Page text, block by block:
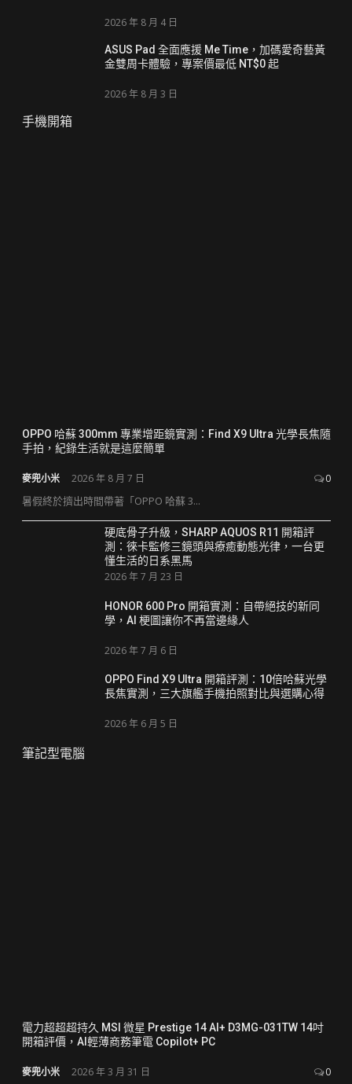
2026 年 8 月 4 日
ASUS Pad 全面應援 Me Time，加碼愛奇藝黃
金雙周卡體驗，專案價最低 NT$0 起
2026 年 8 月 3 日
手機開箱
OPPO 哈蘇 300mm 專業增距鏡實測：Find X9 Ultra 光學長焦隨
手拍，紀錄生活就是這麼簡單
麥兜小米 2026 年 8 月 7 日 0
暑假終於擠出時間帶著「OPPO 哈蘇 3...
硬底骨子升級，SHARP AQUOS R11 開箱評
測：徠卡監修三鏡頭與療癒動態光律，一台更
懂生活的日系黑馬
2026 年 7 月 23 日
HONOR 600 Pro 開箱實測：自帶絕技的新同
學，AI 梗圖讓你不再當邊緣人
2026 年 7 月 6 日
OPPO Find X9 Ultra 開箱評測：10倍哈蘇光學
長焦實測，三大旗艦手機拍照對比與選購心得
2026 年 6 月 5 日
筆記型電腦
電力超超超持久 MSI 微星 Prestige 14 AI+ D3MG-031TW 14吋
開箱評價，AI輕薄商務筆電 Copilot+ PC
麥兜小米 2026 年 3 月 31 日 0